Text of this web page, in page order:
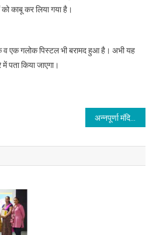
काबू कर लिया गया है।
व एक गलोक पिस्टल भी बरामद हुआ है। अभी यह
किया जाएगा।